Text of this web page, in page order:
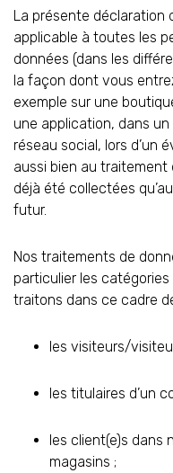
La présente déclaration
applicable à toutes les
données (dans les
la façon dont vous
exemple sur une
une application, dans
réseau social, lors d’un
aussi bien au
déjà été collectées
futur.
Nos traitements de
particulier les
traitons dans ce cadre
les visiteurs/
les titulaires d’un
les client(e)s dans
magasins ;